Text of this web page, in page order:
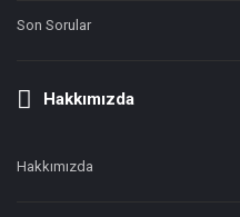
Son Sorular
Hakkımızda
Hakkımızda